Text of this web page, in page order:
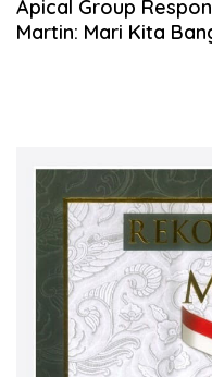
Apical Group
Martin: Mari Kita